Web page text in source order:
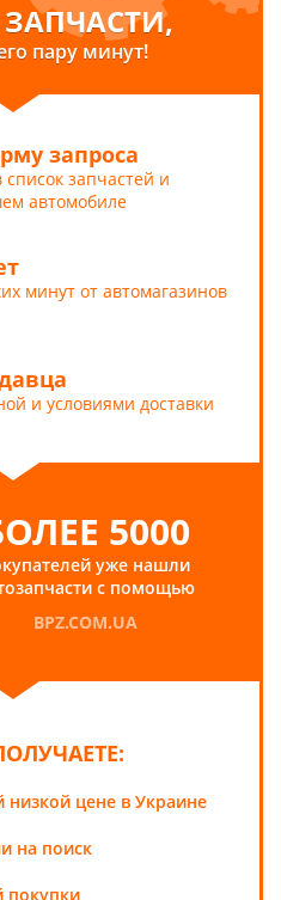
пару минут!
запроса
список запчастей и
автомобиле
минут от автомагазинов
и условиями доставки
5000
уже нашли
с помощью
BPZ.COM.UA
низкой цене в Украине
на поиск
покупки